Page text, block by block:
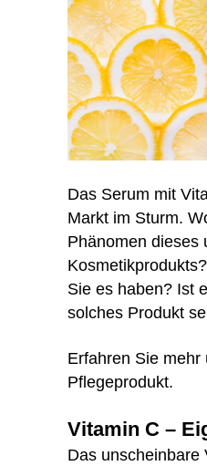
Das Serum mit
Markt im Sturm.
Phänomen dieses
Sie es haben? Ist
solches Produkt
Erfahren Sie mehr
Pflegeprodukt.
Vitamin C –
Das unscheinbare